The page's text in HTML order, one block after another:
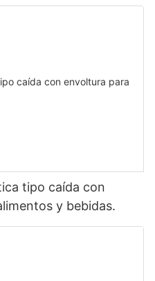
tipo caída con
y bebidas.